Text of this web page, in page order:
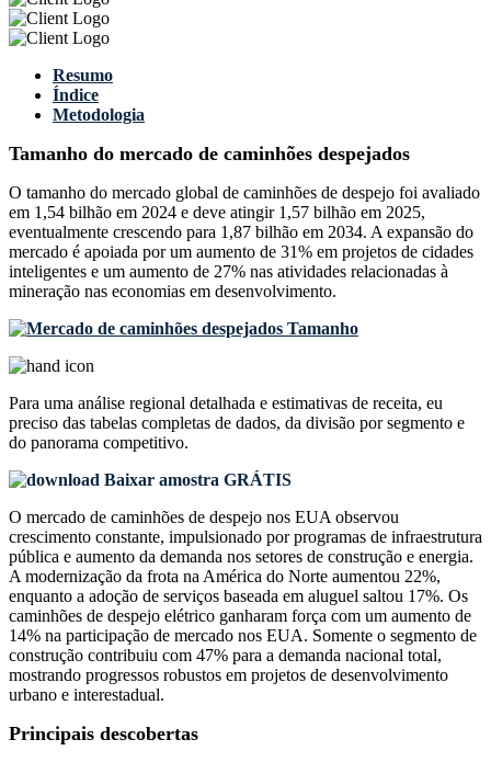
Resumo
Índice
Metodologia
Tamanho do mercado de caminhões despejados
O tamanho do mercado global de caminhões de despejo foi avaliado
em 1,54 bilhão em 2024 e deve atingir 1,57 bilhão em 2025,
eventualmente crescendo para 1,87 bilhão em 2034. A expansão do
mercado é apoiada por um aumento de 31% em projetos de cidades
inteligentes e um aumento de 27% nas atividades relacionadas à
mineração nas economias em desenvolvimento.
Para uma análise regional detalhada e estimativas de receita, eu
preciso das tabelas completas de dados, da divisão por segmento e
do panorama competitivo.
Baixar amostra GRÁTIS
O mercado de caminhões de despejo nos EUA observou
crescimento constante, impulsionado por programas de infraestrutura
pública e aumento da demanda nos setores de construção e energia.
A modernização da frota na América do Norte aumentou 22%,
enquanto a adoção de serviços baseada em aluguel saltou 17%. Os
caminhões de despejo elétrico ganharam força com um aumento de
14% na participação de mercado nos EUA. Somente o segmento de
construção contribuiu com 47% para a demanda nacional total,
mostrando progressos robustos em projetos de desenvolvimento
urbano e interestadual.
Principais descobertas